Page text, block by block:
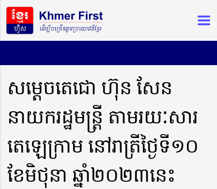
សម្ដេចតេជោ ហ៊ុន សែន
នាយករដ្ឋមន្ត្រី តាមរយៈសារ
តេឡេក្រាម នៅរាត្រីថ្ងៃទី១០
ខែមិថុនា ឆ្នាំ២០២៣នេះ